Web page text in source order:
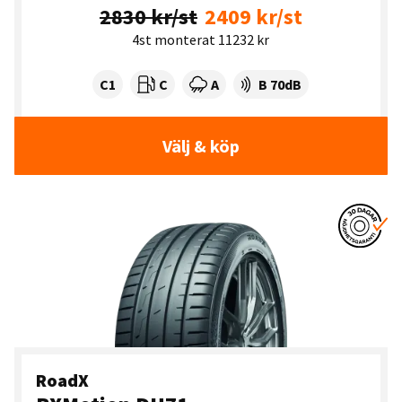
2830 kr/st 2409 kr/st
4st monterat 11232 kr
Tyre class:
C1 Rullmotstånd:
C Våtgrepp:
A Ljudnivå dB:
B 70dB
Välj & köp
RoadX